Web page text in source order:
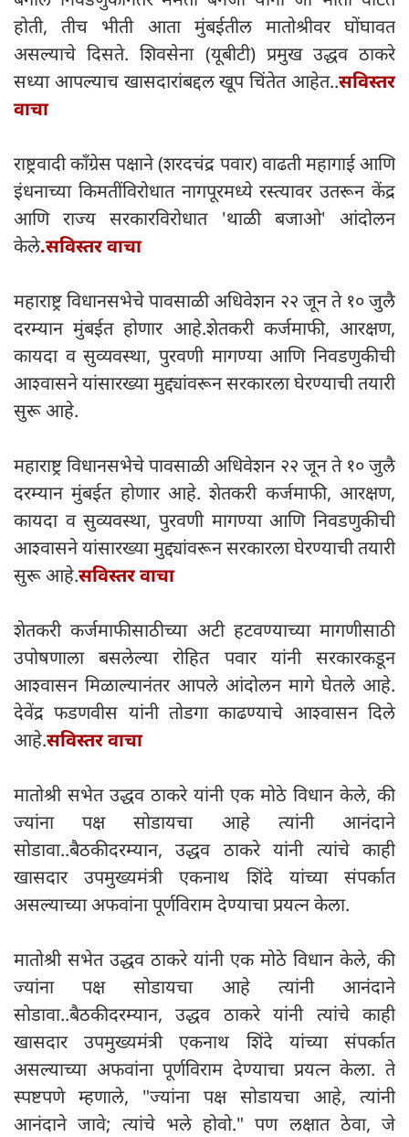
होती, तीच भीती आता मुंबईतील मातोश्रीवर घोंघावत
असल्याचे दिसते. शिवसेना (यूबीटी) प्रमुख उद्धव ठाकरे
सध्या आपल्याच खासदारांबद्दल खूप चिंतेत आहेत..सविस्तर
वाचा
राष्ट्रवादी काँग्रेस पक्षाने (शरदचंद्र पवार) वाढती महागाई आणि
इंधनाच्या किमतींविरोधात नागपूरमध्ये रस्त्यावर उतरून केंद्र
आणि राज्य सरकारविरोधात 'थाळी बजाओ' आंदोलन
केले.सविस्तर वाचा
महाराष्ट्र विधानसभेचे पावसाळी अधिवेशन २२ जून ते १० जुलै
दरम्यान मुंबईत होणार आहे.शेतकरी कर्जमाफी, आरक्षण,
कायदा व सुव्यवस्था, पुरवणी मागण्या आणि निवडणुकीची
आश्वासने यांसारख्या मुद्द्यांवरून सरकारला घेरण्याची तयारी
सुरू आहे.
महाराष्ट्र विधानसभेचे पावसाळी अधिवेशन २२ जून ते १० जुलै
दरम्यान मुंबईत होणार आहे. शेतकरी कर्जमाफी, आरक्षण,
कायदा व सुव्यवस्था, पुरवणी मागण्या आणि निवडणुकीची
आश्वासने यांसारख्या मुद्द्यांवरून सरकारला घेरण्याची तयारी
सुरू आहे.सविस्तर वाचा
शेतकरी कर्जमाफीसाठीच्या अटी हटवण्याच्या मागणीसाठी
उपोषणाला बसलेल्या रोहित पवार यांनी सरकारकडून
आश्वासन मिळाल्यानंतर आपले आंदोलन मागे घेतले आहे.
देवेंद्र फडणवीस यांनी तोडगा काढण्याचे आश्वासन दिले
आहे.सविस्तर वाचा
मातोश्री सभेत उद्धव ठाकरे यांनी एक मोठे विधान केले, की
ज्यांना पक्ष सोडायचा आहे त्यांनी आनंदाने
सोडावा..बैठकीदरम्यान, उद्धव ठाकरे यांनी त्यांचे काही
खासदार उपमुख्यमंत्री एकनाथ शिंदे यांच्या संपर्कात
असल्याच्या अफवांना पूर्णविराम देण्याचा प्रयत्न केला.
मातोश्री सभेत उद्धव ठाकरे यांनी एक मोठे विधान केले, की
ज्यांना पक्ष सोडायचा आहे त्यांनी आनंदाने
सोडावा..बैठकीदरम्यान, उद्धव ठाकरे यांनी त्यांचे काही
खासदार उपमुख्यमंत्री एकनाथ शिंदे यांच्या संपर्कात
असल्याच्या अफवांना पूर्णविराम देण्याचा प्रयत्न केला. ते
स्पष्टपणे म्हणाले, "ज्यांना पक्ष सोडायचा आहे, त्यांनी
आनंदाने जावे; त्यांचे भले होवो." पण लक्षात ठेवा, जे